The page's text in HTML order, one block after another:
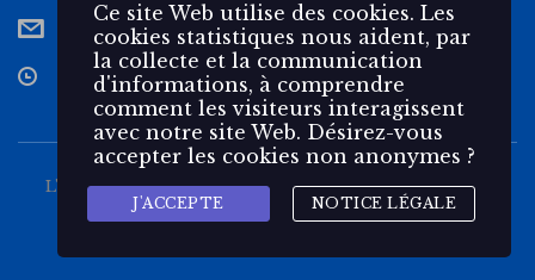
secretariat@epmc.lu
Du Lundi au Vendredi de 7h30 à 17h
L'École Privée Marie Consolatrice est une école pour
jeunes filles du
groupe 🌹 elisabeth
Ce site Web utilise des cookies. Les
cookies statistiques nous aident, par
la collecte et la communication
d'informations, à comprendre
comment les visiteurs interagissent
avec notre site Web. Désirez-vous
accepter les cookies non anonymes ?
J'ACCEPTE NOTICE LÉGALE